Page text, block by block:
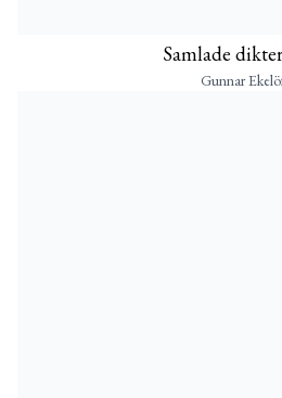
Samlade
Gunnar